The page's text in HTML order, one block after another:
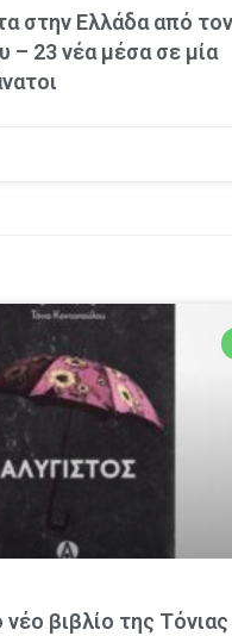
στην Ελλάδα από
– 23 νέα μέσα σε μία
νέο βιβλίο της Τόνιας